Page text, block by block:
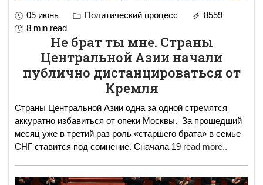
05 июнь Политический процесс
8559
8 min read
Не брат ты мне. Страны
Центральной Азии начали
публично дистанцироваться от
Кремля
Страны Центральной Азии одна за одной стремятся
аккуратно избавиться от опеки Москвы. За прошедший
месяц уже в третий раз роль «старшего брата» в семье
СНГ ставится под сомнение. Сначала 19 read more..